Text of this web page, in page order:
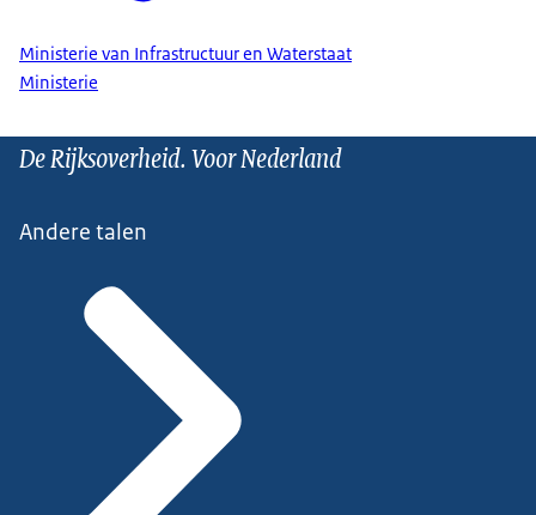
Ministerie van Infrastructuur en Waterstaat
Ministerie
De Rijksoverheid. Voor Nederland
Andere talen